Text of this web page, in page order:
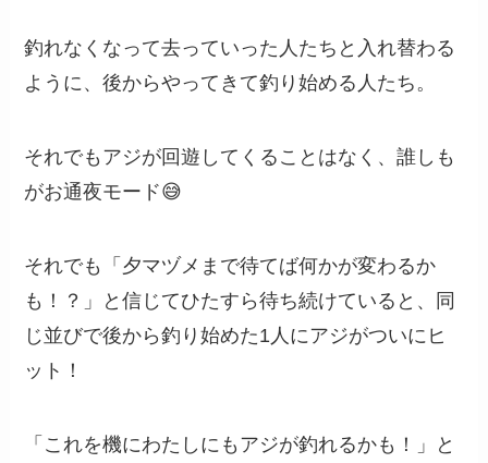
釣れなくなって去っていった人たちと入れ替わる
ように、後からやってきて釣り始める人たち。
それでもアジが回遊してくることはなく、誰しも
がお通夜モード😅
それでも「夕マヅメまで待てば何かが変わるか
も！？」と信じてひたすら待ち続けていると、同
じ並びで後から釣り始めた1人にアジがついにヒ
ット！
「これを機にわたしにもアジが釣れるかも！」と